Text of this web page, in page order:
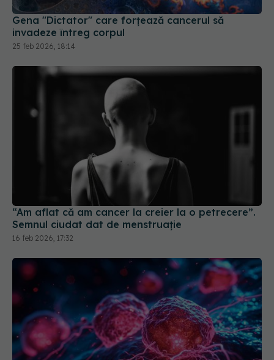
Gena "Dictator" care forțează cancerul să
invadeze întreg corpul
25 feb 2026, 18:14
“Am aflat că am cancer la creier la o petrecere”.
Semnul ciudat dat de menstruație
16 feb 2026, 17:32